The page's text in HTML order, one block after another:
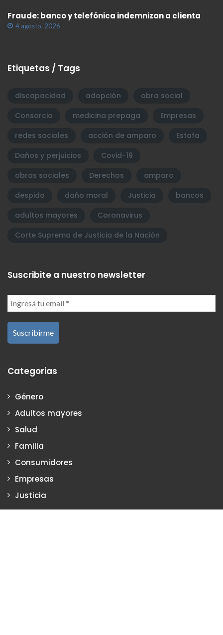
Fraude: banco y telefónica indemnizan a clienta
4 agosto, 2026
Etiquetas / Tags
discapacidad adopción
obra social
Consorcio
medicina prepaga
Empresas
redes sociales
acción de amparo
Estafa
Daños y perjuicios
Covid-19
obras sociales
Derechos
amparo
despido
daño moral Justicia
bancos
adultos mayores
Coronavirus
Corte Suprema de Justicia de la Nación
Suscribite a nuestro newsletter
Categorias
Género
Adultos mayores
Salud
Familia
Consumidores
Empresas
Justicia